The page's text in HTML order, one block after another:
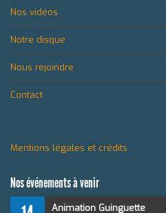
Nos vidéos
Notre disque
Nous rejoindre
Contact
Mentions légales et crédits
Nos événements à venir
Animation Guinguette